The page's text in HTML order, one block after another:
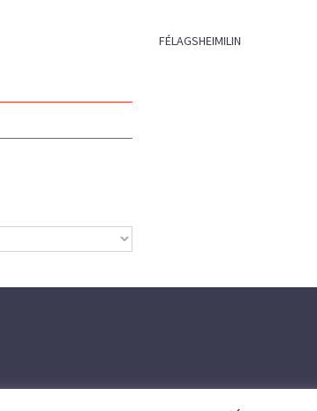
FÉLAGSHEIMILIN